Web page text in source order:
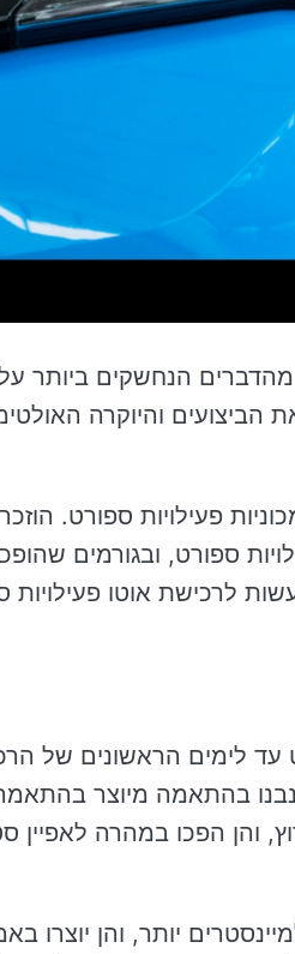
מהדברים הנחשקים ביותר
והיוקרה
פעילויות ספורט.
ספורט, ובגורמים
לרכישת אוטו פעילויות
עד לימים הראשונים של
בהתאמה מיוצר
והן הפכו במהרה לאפיין
הפכו למיינסטרים יותר, והן